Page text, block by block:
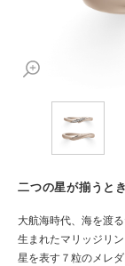
二つの星が揃うと
大航海時代、海を渡
生まれたマリッジリ
星を表す７粒のメレ